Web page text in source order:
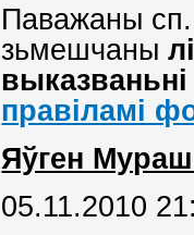
Паважаны
зьмешчаны
правіламі
Яўген
05.11.2010